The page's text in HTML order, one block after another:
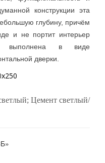
конструкции эта
глубину, причём
и не портит интерьер
выполнена в виде
дверки.
Цемент светлый/